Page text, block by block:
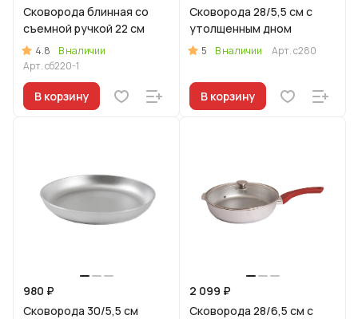
Сковорода блинная со
съемной ручкой 22 см
4.8
В наличии
Арт.сб220-1
В корзину
Сковорода 28/5,5 см с
утолщенным дном
5 В наличии Арт.с280
В корзину
980 ₽
Сковорода 30/5,5 см
2 099 ₽
Сковорода 28/6,5 см с